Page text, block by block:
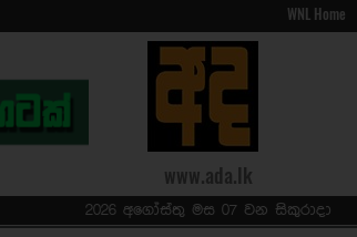
WNL Home
www.ada.lk
2026 අගෝස්තු මස 07 වන සිකුරාදා